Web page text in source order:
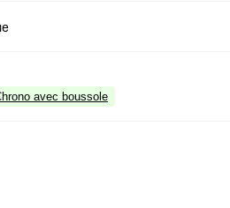
avec boussole